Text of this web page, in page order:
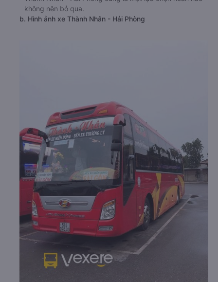
không nên bỏ qua.
b. Hình ảnh xe Thành Nhân - Hải Phòng